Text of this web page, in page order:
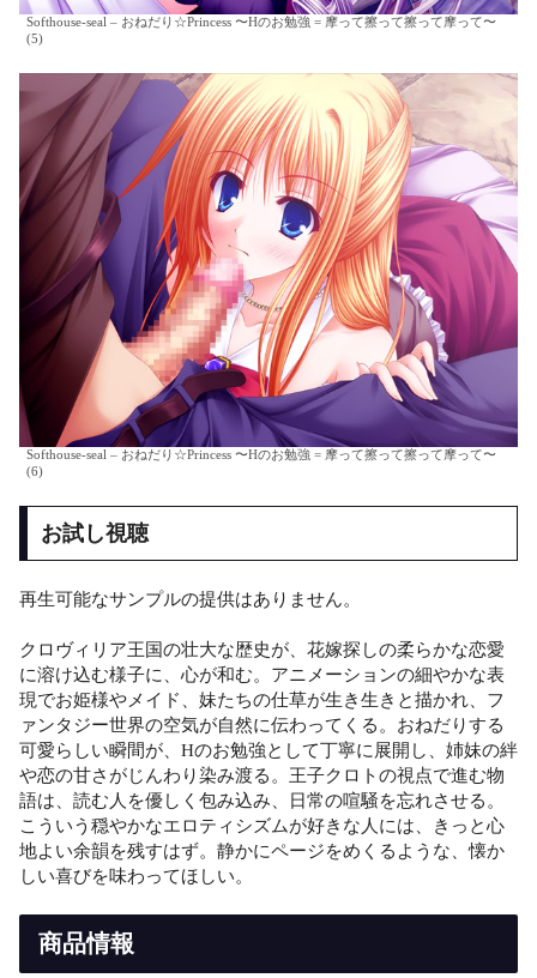
Softhouse-seal – おねだり☆Princess 〜Hのお勉強 = 摩って擦って擦って摩って〜
(5)
Softhouse-seal – おねだり☆Princess 〜Hのお勉強 = 摩って擦って擦って摩って〜
(6)
お試し視聴
再生可能なサンプルの提供はありません。
クロヴィリア王国の壮大な歴史が、花嫁探しの柔らかな恋愛
に溶け込む様子に、心が和む。アニメーションの細やかな表
現でお姫様やメイド、妹たちの仕草が生き生きと描かれ、フ
ァンタジー世界の空気が自然に伝わってくる。おねだりする
可愛らしい瞬間が、Hのお勉強として丁寧に展開し、姉妹の絆
や恋の甘さがじんわり染み渡る。王子クロトの視点で進む物
語は、読む人を優しく包み込み、日常の喧騒を忘れさせる。
こういう穏やかなエロティシズムが好きな人には、きっと心
地よい余韻を残すはず。静かにページをめくるような、懐か
しい喜びを味わってほしい。
商品情報